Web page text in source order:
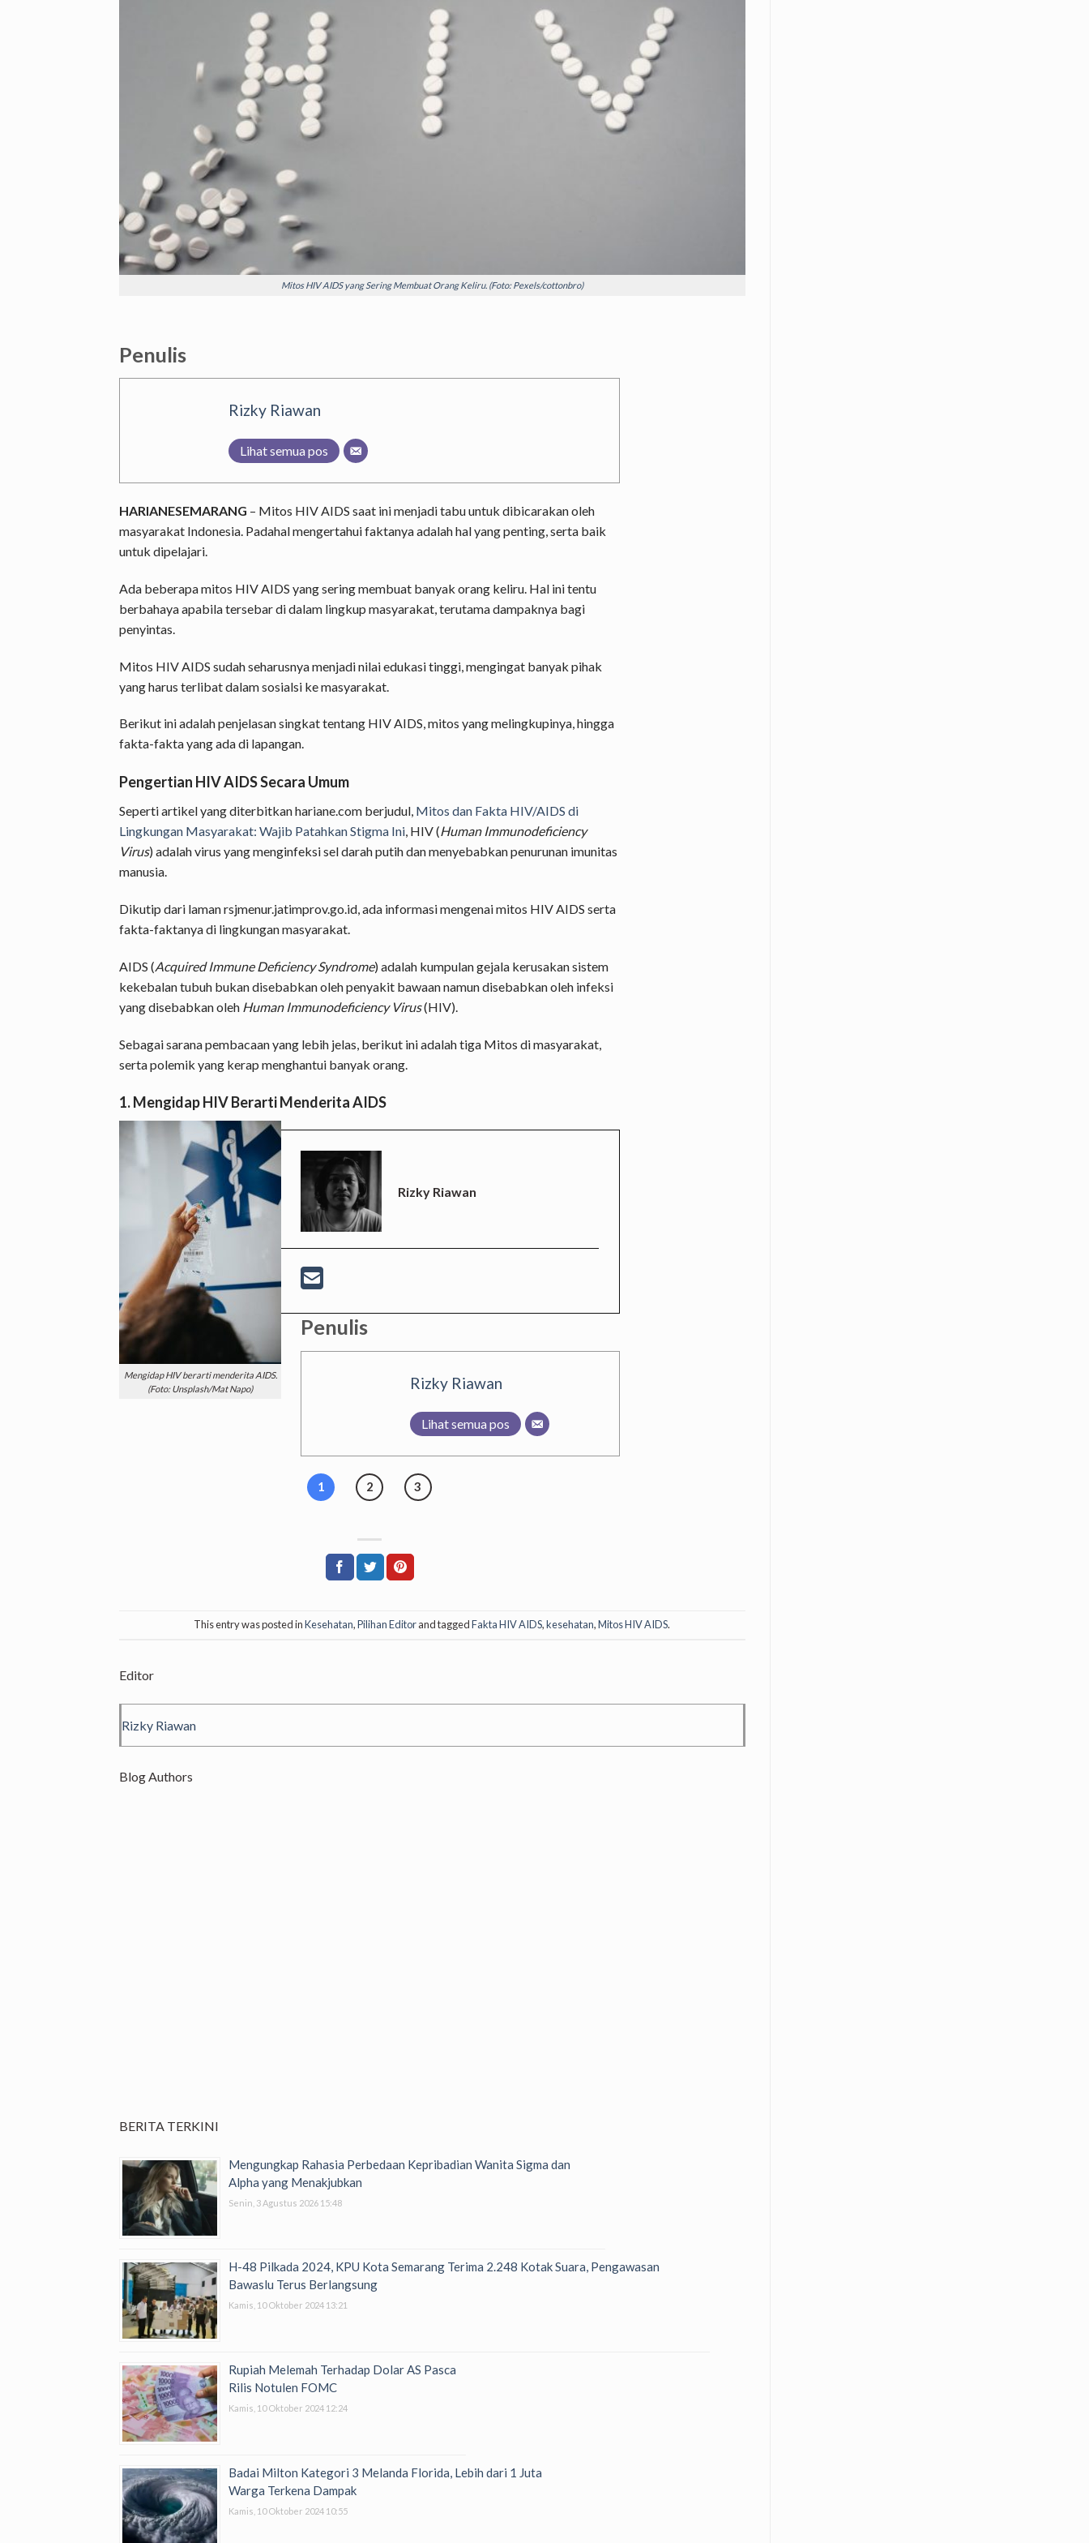
Mitos HIV AIDS yang Sering Membuat Orang Keliru. (Foto: Pexels/cottonbro)
Penulis
Rizky Riawan
Lihat semua pos
HARIANESEMARANG – Mitos HIV AIDS saat ini menjadi tabu untuk dibicarakan oleh
masyarakat Indonesia. Padahal mengertahui faktanya adalah hal yang penting, serta baik
untuk dipelajari.
Ada beberapa mitos HIV AIDS yang sering membuat banyak orang keliru. Hal ini tentu
berbahaya apabila tersebar di dalam lingkup masyarakat, terutama dampaknya bagi
penyintas.
Mitos HIV AIDS sudah seharusnya menjadi nilai edukasi tinggi, mengingat banyak pihak
yang harus terlibat dalam sosialsi ke masyarakat.
Berikut ini adalah penjelasan singkat tentang HIV AIDS, mitos yang melingkupinya, hingga
fakta-fakta yang ada di lapangan.
Pengertian HIV AIDS Secara Umum
Seperti artikel yang diterbitkan hariane.com berjudul, Mitos dan Fakta HIV/AIDS di
Lingkungan Masyarakat: Wajib Patahkan Stigma Ini, HIV (Human Immunodeficiency
Virus) adalah virus yang menginfeksi sel darah putih dan menyebabkan penurunan imunitas
manusia.
Dikutip dari laman rsjmenur.jatimprov.go.id, ada informasi mengenai mitos HIV AIDS serta
fakta-faktanya di lingkungan masyarakat.
AIDS (Acquired Immune Deficiency Syndrome) adalah kumpulan gejala kerusakan sistem
kekebalan tubuh bukan disebabkan oleh penyakit bawaan namun disebabkan oleh infeksi
yang disebabkan oleh Human Immunodeficiency Virus(HIV).
Sebagai sarana pembacaan yang lebih jelas, berikut ini adalah tiga Mitos di masyarakat,
serta polemik yang kerap menghantui banyak orang.
1. Mengidap HIV Berarti Menderita AIDS
Mengidap HIV berarti menderita AIDS.
(Foto: Unsplash/Mat Napo)
Rizky Riawan
Penulis
Rizky Riawan
Lihat semua pos
1 2 3
This entry was posted inKesehatan,Pilihan Editorand taggedFakta HIV AIDS,kesehatan,Mitos HIV AIDS.
Editor
Rizky Riawan
Blog Authors
BERITA TERKINI
Mengungkap Rahasia Perbedaan Kepribadian Wanita Sigma dan
Alpha yang Menakjubkan
Senin, 3 Agustus 2026 15:48
H-48 Pilkada 2024, KPU Kota Semarang Terima 2.248 Kotak Suara, Pengawasan
Bawaslu Terus Berlangsung
Kamis, 10 Oktober 2024 13:21
Rupiah Melemah Terhadap Dolar AS Pasca
Rilis Notulen FOMC
Kamis, 10 Oktober 2024 12:24
Badai Milton Kategori 3 Melanda Florida, Lebih dari 1 Juta
Warga Terkena Dampak
Kamis, 10 Oktober 2024 10:55